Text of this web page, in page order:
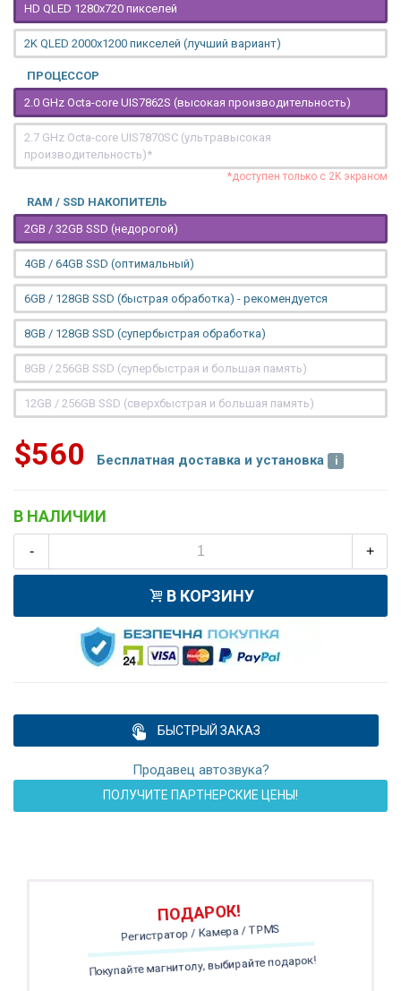
HD QLED 1280x720 пикселей
2K QLED 2000х1200 пикселей (лучший вариант)
ПРОЦЕССОР
2.0 GHz Octa-core UIS7862S (высокая производительность)
2.7 GHz Octa-core UIS7870SC (ультравысокая
производительность)*
*доступен только с 2K экраном
RAM / SSD НАКОПИТЕЛЬ
2GB / 32GB SSD (недорогой)
4GB / 64GB SSD (оптимальный)
6GB / 128GB SSD (быстрая обработка) - рекомендуется
8GB / 128GB SSD (супербыстрая обработка)
8GB / 256GB SSD (супербыстрая и большая память)
12GB / 256GB SSD (сверхбыстрая и большая память)
$560 Бесплатная доставка и установка
В НАЛИЧИИ
- +
В КОРЗИНУ
БЫСТРЫЙ ЗАКАЗ
Продавец автозвука?
ПОЛУЧИТЕ ПАРТНЕРСКИЕ ЦЕНЫ!
ПОДАРОК!
Регистратор / Камера / TPMS
Покупайте магнитолу, выбирайте подарок!